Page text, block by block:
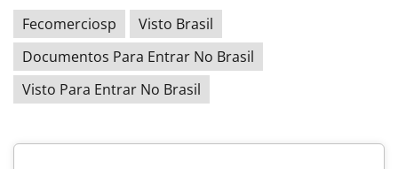
Fecomerciosp
Visto Brasil
Documentos Para Entrar No Brasil
Visto Para Entrar No Brasil